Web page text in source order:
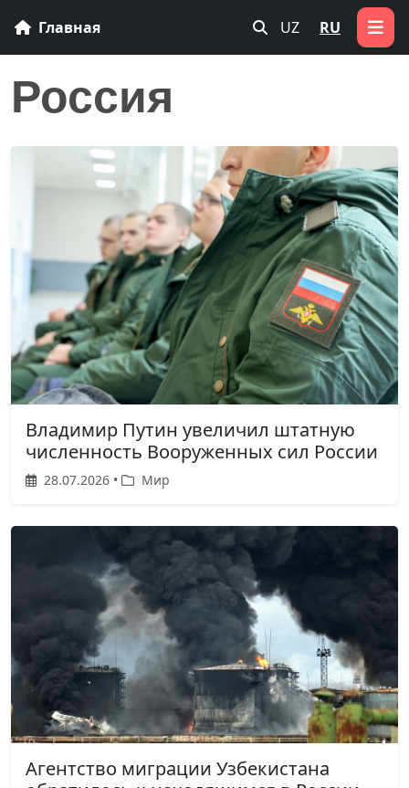
Главная UZ RU
Россия
Владимир Путин увеличил штатную
численность Вооруженных сил России
28.07.2026 • Мир
Агентство миграции Узбекистана